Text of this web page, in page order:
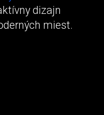
dizajn
miest.